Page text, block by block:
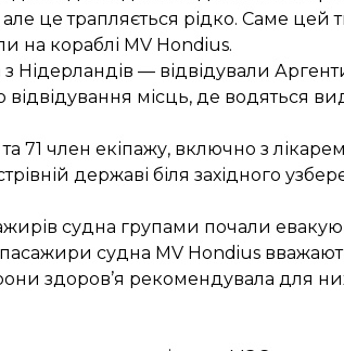
це трапляється рідко. Саме цей
на кораблі MV Hondius.
Нідерландів — відвідували
місць, де водяться
71 член екіпажу, включно з
державі біля західного
судна групами почали
судна MV Hondius
здоров’я рекомендувала для